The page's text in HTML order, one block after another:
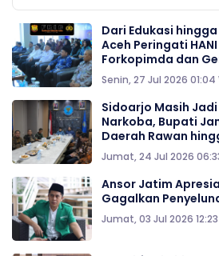
Dari Edukasi hingga
Aceh Peringati
Forkopimda dan
Senin, 27 Jul 2026 01:04
Sidoarjo Masih
Narkoba, Bupati
Daerah Rawan
Jumat, 24 Jul 2026
Ansor Jatim
Gagalkan
Jumat, 03 Jul 2026 12:23